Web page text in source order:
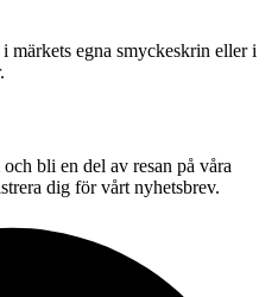
märkets egna smyckeskrin eller i
bli en del av resan på våra
dig för vårt nyhetsbrev.